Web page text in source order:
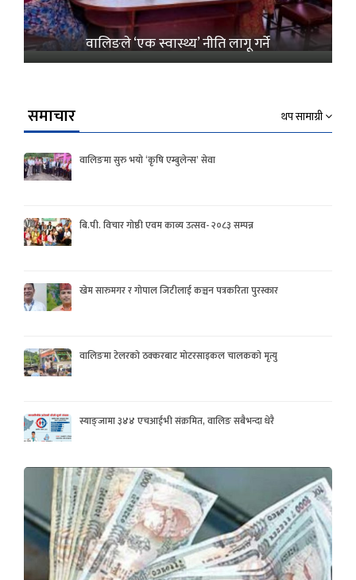
वालिङले ‘एक स्वास्थ्य’ नीति लागू गर्ने
समाचार थप सामाग्री
वालिङमा सुरु भयो ‘कृषि एम्बुलेन्स’ सेवा
बि.पी. विचार गोष्ठी एवम काव्य उत्सव- २०८३ सम्पन्न
खेम सारुमगर र गोपाल जिटीलाई कञ्चन पत्रकरिता पुरस्कार
वालिङमा टेलरको ठक्करबाट मोटरसाइकल चालकको मृत्यु
स्याङ्जामा ३४४ एचआईभी संक्रमित, वालिङ सबैभन्दा धेरै